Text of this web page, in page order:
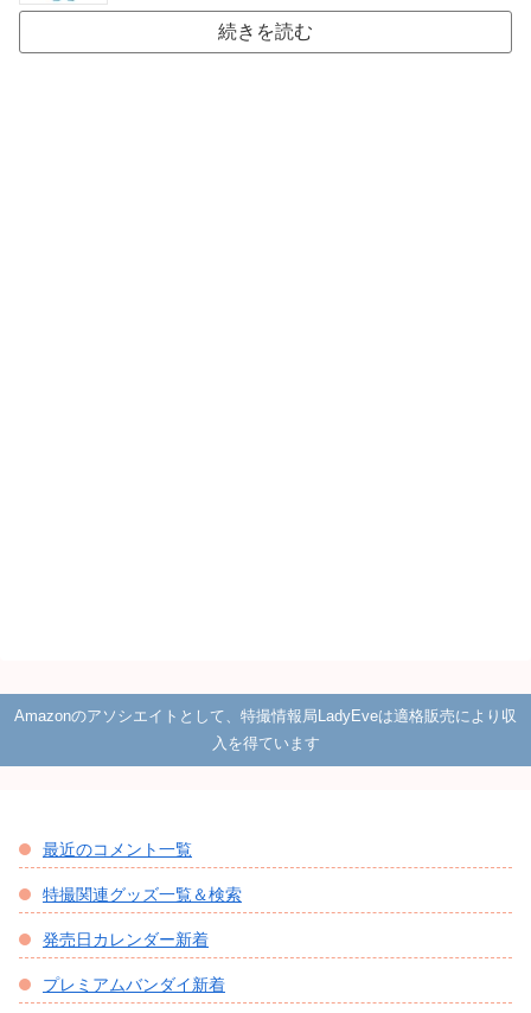
続きを読む
Amazonのアソシエイトとして、特撮情報局LadyEveは適格販売により収
入を得ています
最近のコメント一覧
特撮関連グッズ一覧＆検索
発売日カレンダー新着
プレミアムバンダイ新着